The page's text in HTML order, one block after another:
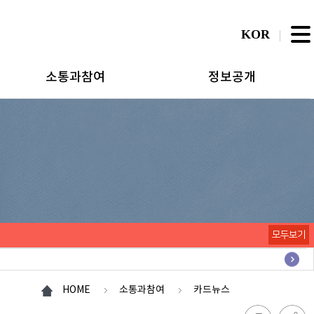
소통과참여 정보공개
KOR
모두보기
HOME 소통과참여 카드뉴스